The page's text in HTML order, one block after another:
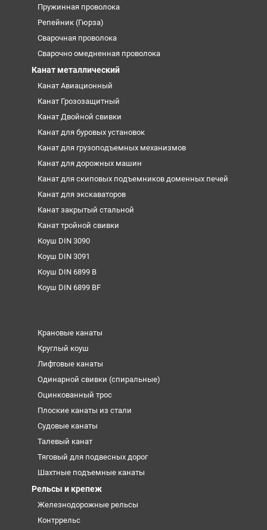
Пружинная проволока
Репейник (Гюрза)
Сварочная проволока
Сварочно омедненная проволока
Канат металлический
Канат Авиационный
Канат Грозозащитный
Канат Двойной свивки
Канат для буровых установок
Канат для грузоподъемных механизмов
Канат для дорожных машин
Канат для скиповых подъемников доменных печей
Канат для экскаваторов
Канат закрытый стальной
Канат тройной свивки
Коуш DIN 3090
Коуш DIN 3091
Коуш DIN 6899 B
Коуш DIN 6899 BF
Крановые канаты
Круглый коуш
Лифтовые канаты
Одинарной свивки (спиральные)
Оцинкованный трос
Плоские канаты из стали
Судовые канаты
Талевый канат
Тяговый для подвесных дорог
Шахтные подъемные канаты
Рельсы и крепеж
Железнодорожные рельсы
Контррельс